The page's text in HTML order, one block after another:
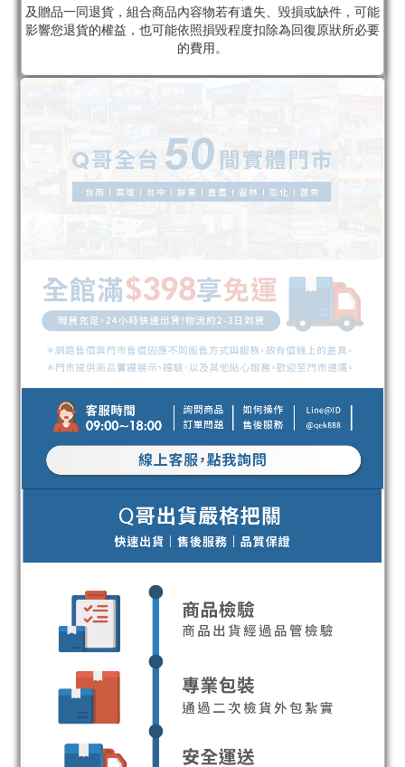
及贈品一同退貨，組合商品內容物若有遺失、毀損或缺件，可能
影響您退貨的權益，也可能依照損毀程度扣除為回復原狀所必要
的費用。